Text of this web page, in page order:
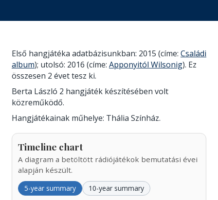
Első hangjátéka adatbázisunkban: 2015 (címe: Családi
album); utolsó: 2016 (címe: Apponyitól Wilsonig). Ez
összesen 2 évet tesz ki.
Berta László 2 hangjáték készítésében volt
közreműködő.
Hangjátékainak műhelye: Thália Színház.
Timeline chart
A diagram a betöltött rádiójátékok bemutatási évei
alapján készült.
5-year summary 10-year summary